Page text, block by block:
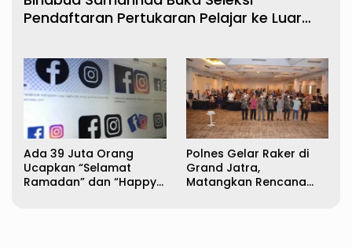
Pendaftaran Pertukaran Pelajar ke Luar
Ada 39 Juta Orang
Ucapkan “Selamat
Ramadan” dan “Happy
Polnes Gelar Raker di
Grand Jatra,
Matangkan Rencana